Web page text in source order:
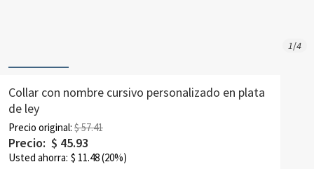
1/4
Collar con nombre cursivo personalizado en plata
de ley
Precio original: $ 57.41
Precio: $ 45.93
Usted ahorra: $ 11.48(20%)